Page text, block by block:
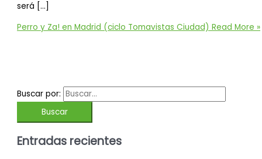
será […]
Perro y Za! en Madrid (ciclo Tomavistas Ciudad) Read More »
Buscar por:
Entradas recientes